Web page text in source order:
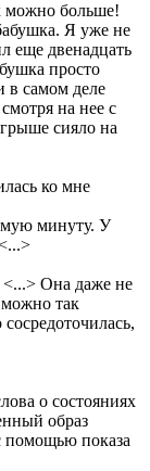
можно больше!
Я уже не
еще двенадцать
просто
в самом деле
на нее с
сияло на
ко мне
минуту. У
<...> Она даже не
так
о состояниях
образ
помощью показа